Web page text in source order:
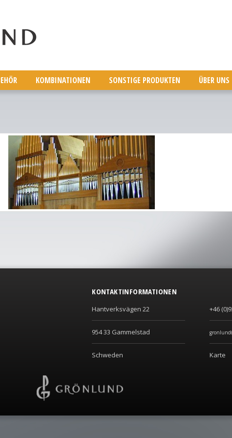
KOMBINATIONEN SONSTIGE PRODUKTEN ÜBER UNS
KONTAKTINFORMATIONEN
Hantverksvägen 22
954 33 Gammelstad
Schweden
+46
Karte